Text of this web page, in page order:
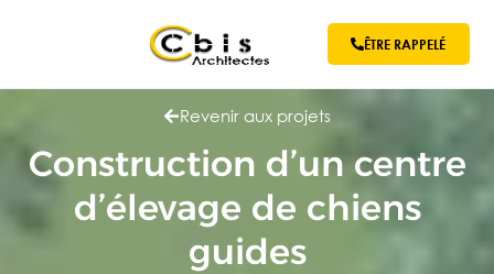
ÊTRE RAPPELÉ
Revenir aux projets
Construction d’un centre
d’élevage de chiens
guides